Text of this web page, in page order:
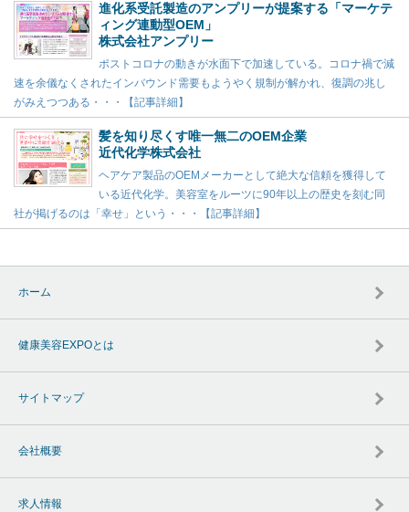
進化系受託製造のアンプリーが提案する「マーケテ
ィング連動型OEM」
株式会社アンプリー
ポストコロナの動きが水面下で加速している。コロナ禍で減
速を余儀なくされたインバウンド需要もようやく規制が解かれ、復調の兆し
がみえつつある・・・【記事詳細】
髪を知り尽くす唯一無二のOEM企業
近代化学株式会社
ヘアケア製品のOEMメーカーとして絶大な信頼を獲得して
いる近代化学。美容室をルーツに90年以上の歴史を刻む同
社が掲げるのは「幸せ」という・・・【記事詳細】
ホーム
健康美容EXPOとは
サイトマップ
会社概要
求人情報